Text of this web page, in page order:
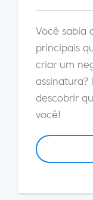
Você sabia
principais
criar um
assinatura?
descobrir
você!